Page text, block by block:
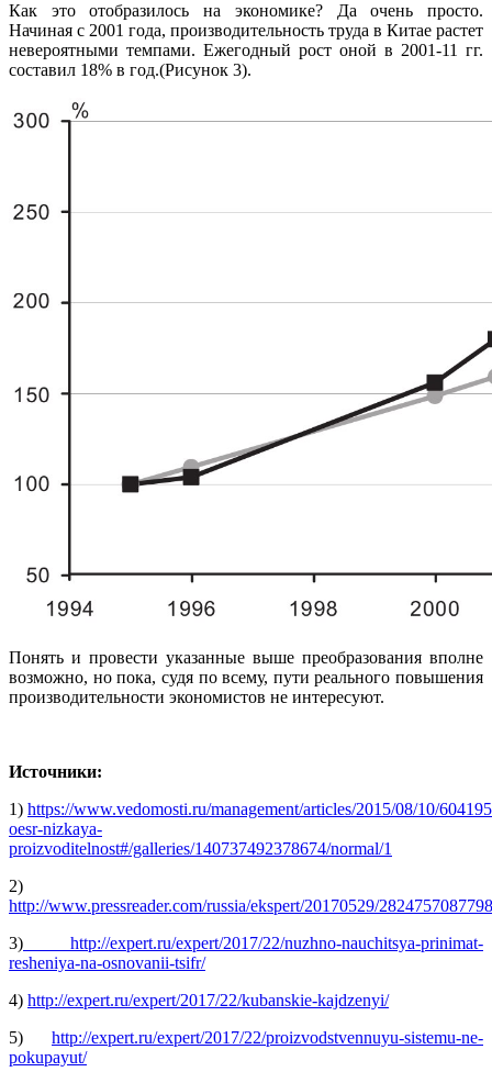
Как это отобразилось на экономике? Да очень просто.
Начиная с 2001 года, производительность труда в Китае растет
невероятными темпами. Ежегодный рост оной в 2001-11 гг.
составил 18% в год.(Рисунок 3).
Понять и провести указанные выше преобразования вполне
возможно, но пока, судя по всему, пути реального повышения
производительности экономистов не интересуют.
Источники:
1) https://www.vedomosti.ru/management/articles/2015/08/10/
oesr-nizkaya-
proizvoditelnost#/galleries/140737492378674/normal/1
2)
http://www.pressreader.com/russia/ekspert/20170529/
3) http://expert.ru/expert/2017/22/nuzhno-nauchitsya-prinimat-
resheniya-na-osnovanii-tsifr/
4) http://expert.ru/expert/2017/22/kubanskie-kajdzenyi/
5) http://expert.ru/expert/2017/22/proizvodstvennuyu-sistemu-ne-
pokupayut/